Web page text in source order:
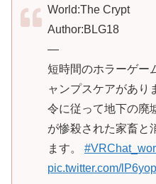
World:The Crypt
Author:BLG18
—
短時間のホラーゲー
ャンプスケアがあり
令に従って地下の廃
が惨殺された家畜と
ます。
pic.twitter.com/